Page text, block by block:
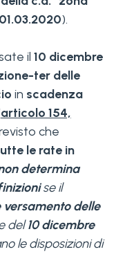
).
il 10 dicembre
ter delle
in scadenza
articolo 154,
che
le rate in
determina
se il
delle
del10 dicembre
le disposizioni di